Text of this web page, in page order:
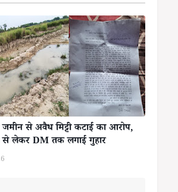
जमीन से अवैध मिट्टी कटाई का आरोप,
से लेकर DM तक लगाई गुहार